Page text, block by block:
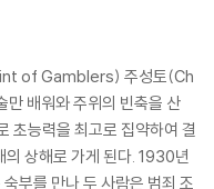
of Gamblers) 주성토(Ch
배워와 주위의 빈축을 산
초능력을 최고로 집약하여 결
상해로 가게 된다. 1930년
부를 만나 두 사람은 범죄 조